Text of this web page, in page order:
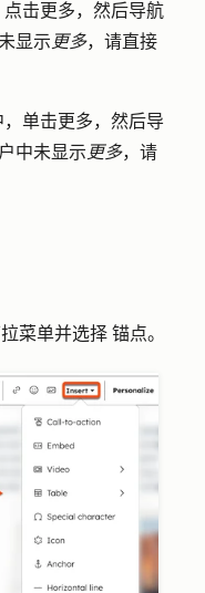
点击更多，然后导航
显示 更多，请直接
，单击更多，然后导
中未显示 更多，请
菜单并选择 锚点。